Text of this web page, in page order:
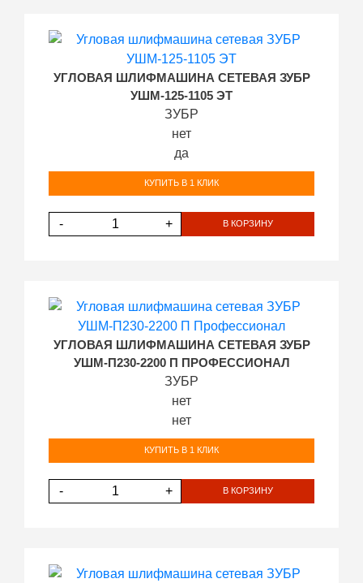
УГЛОВАЯ ШЛИФМАШИНА СЕТЕВАЯ ЗУБР
УШМ-125-1105 ЭТ
ЗУБР
нет
да
КУПИТЬ В 1 КЛИК
- + В КОРЗИНУ
УГЛОВАЯ ШЛИФМАШИНА СЕТЕВАЯ ЗУБР
УШМ-П230-2200 П ПРОФЕССИОНАЛ
ЗУБР
нет
нет
КУПИТЬ В 1 КЛИК
- + В КОРЗИНУ